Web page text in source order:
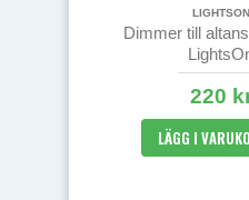
LIGHTSON
Dimmer till
220
LÄGG I